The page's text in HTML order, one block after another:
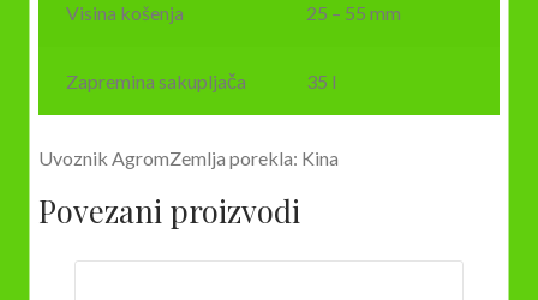
Visina košenja 25 – 55 mm
Zapremina sakupljača 35 l
Uvoznik AgromZemlja porekla: Kina
Povezani proizvodi